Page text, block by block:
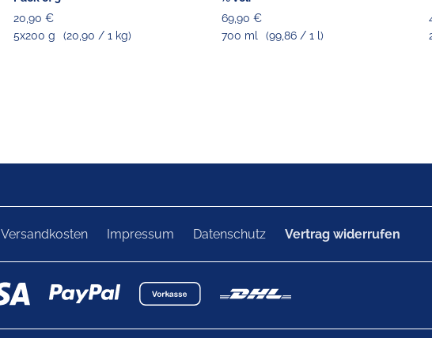
20,90 €
5x200 g
(20,90 / 1 kg)
69,90 €
700 ml
(99,86 / 1 l)
Versandkosten Impressum Datenschutz Vertrag widerrufen